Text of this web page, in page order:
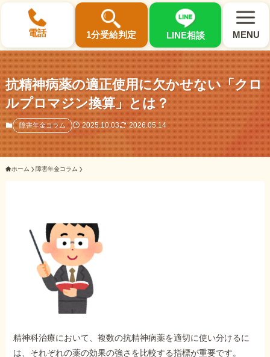
電話 1分受給判定 LINE相談 MENU
×
選ばれる3つの理由
初回相談料0円・受給後報酬型
サポート料金について
ご相談事例をみる
外出困難でもOK
非対面で申請できる
抗精神病薬の適正使用に欠かせない「クロ
ルプロマジン換算」とは？
障害年金コラム 2025.10.03 2026.05.14
ホーム 障害年金コラム
精神科治療において、複数の抗精神病薬を適切に使い分けるに
は、それぞれの薬の効果の強さを比較する指標が重要です。